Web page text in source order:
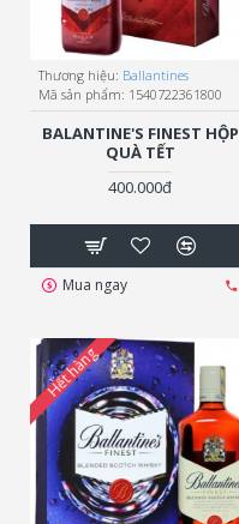
Thương hiệu: Ballantines
Mã sản phẩm: 1540722361800
BALANTINE'S FINEST HỘP
QUÀ TẾT
400.000đ
Mua ngay
Hết hàng